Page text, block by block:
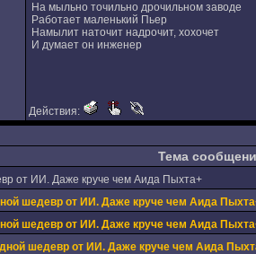
На мыльно точильно дрочильном заводе
Работает маленький Пьер
Намылит наточит надрочит, хохочет
И думает он инженер
Действия:
Тема
от ИИ. Даже круче чем Аида Пыхта+
шедевр от ИИ. Даже круче чем Аида
шедевр от ИИ. Даже круче чем Аида
шедевр от ИИ. Даже круче чем Аида